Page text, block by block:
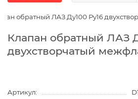
обратный ЛАЗ Ду100 Ру16
Клапан обратный ЛАЗ
двухстворчатый
Артикул: